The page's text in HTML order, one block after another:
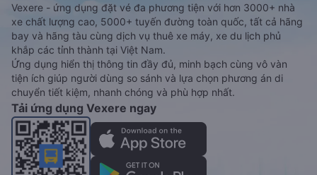
Vexere - ứng dụng đặt vé đa phương tiện với hơn 3000+ nhà
xe chất lượng cao, 5000+ tuyến đường toàn quốc, tất cả hãng
bay và hãng tàu cùng dịch vụ thuê xe máy, xe du lịch phủ
khắp các tỉnh thành tại Việt Nam.
Ứng dụng hiển thị thông tin đầy đủ, minh bạch cùng vô vàn
tiện ích giúp người dùng so sánh và lựa chọn phương án di
chuyển tiết kiệm, nhanh chóng và phù hợp nhất.
Tải ứng dụng Vexere ngay